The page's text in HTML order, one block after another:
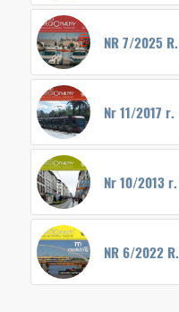
NR 7/2025 R.
Nr 11/2017 r.
Nr 10/2013 r.
NR 6/2022 R.